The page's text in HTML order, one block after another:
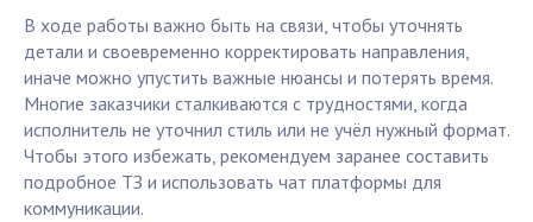
В ходе работы важно быть на связи, чтобы уточнять
детали и своевременно корректировать направления,
иначе можно упустить важные нюансы и потерять время.
Многие заказчики сталкиваются с трудностями, когда
исполнитель не уточнил стиль или не учёл нужный формат.
Чтобы этого избежать, рекомендуем заранее составить
подробное ТЗ и использовать чат платформы для
коммуникации.